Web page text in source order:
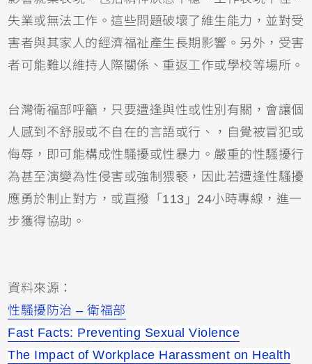
失業或無法工作。這些問題破壞了維生能力，並對受
害者與其家人的經濟福祉產生長期影響。另外，受害
者可能難以維持人際關係、重返工作或學校等場所。
台灣衛福部呼籲，只要遭逢與性或性別有關，會讓個
人感到不舒服或不自在的言語或行、，自覺被冒犯或
侮辱，即可能構成性騷擾或性暴力。嚴重的性騷擾行
為甚至演變為性侵害或強制猥褻，因此若遭逢性騷擾
應勇於制止對方，或直撥「113」24小時專線，進一
步獲得協助。
資料來源：
性騷擾防治 – 衛福部
Fast Facts: Preventing Sexual Violence
The Impact of Workplace Harassment on Health